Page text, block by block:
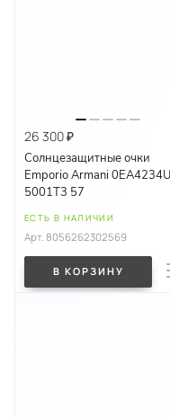
26 300 ₽
Солнцезащитные очки
Emporio Armani 0EA4234U
5001T3 57
ЕСТЬ В НАЛИЧИИ
Арт. 8056262302569
В КОРЗИНУ